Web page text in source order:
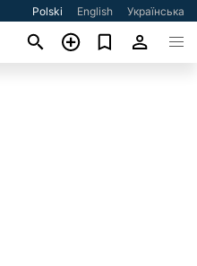
Polski English Українська